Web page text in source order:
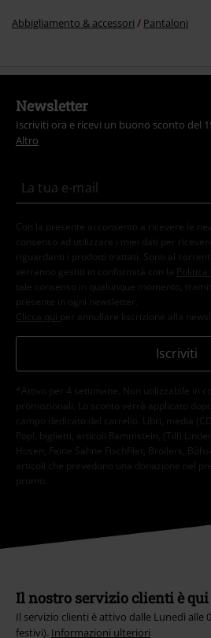
Abbigliamento & accessori Pantaloni
Newsletter
Iscriviti ora e ricevi un buono sconto del
Altro
Con la presente acconsento a ricevere le
consenso ad utilizzare i miei dati per
riguardanti i prodotti trattati. Sono al
verranno gestiti in conformità con la
tale consenso in qualunque momento,
presente in ogni newsletter.
Clicca qui per annullare liscrizione alla
Iscriviti
*Attivo per 4 settimane. Non utilizzabile in
promozionali. Lo sconto verrà applicato
campo dedicato del carrello. Libri, media
Pop!, biglietti, articoli Rammstein, (Till)
Hosen, Feine Sahne Fischfilet, Broilers,
articoli che prevedono una donazione nel
promo.
Il nostro servizio clienti è qui
Il servizio clienti è attivo dalle Lunedì alle
festivi). Informazioni ulteriori